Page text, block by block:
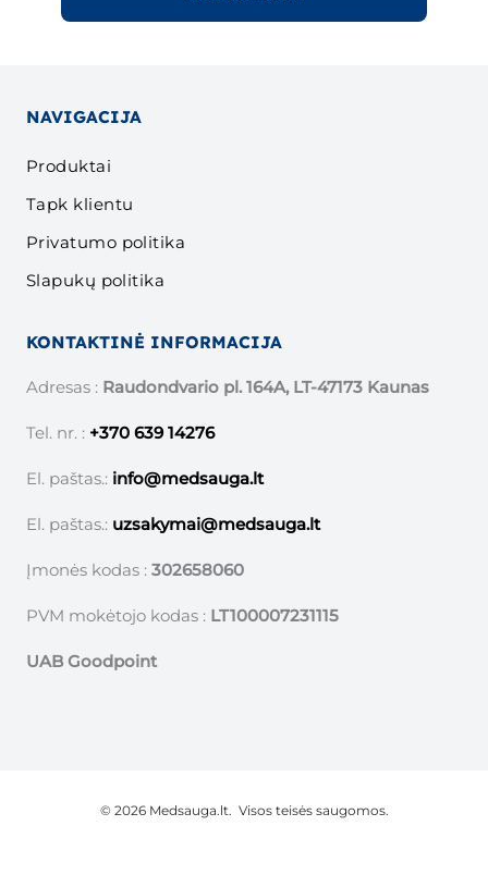
NAVIGACIJA
Produktai
Tapk klientu
Privatumo politika
Slapukų politika
KONTAKTINĖ INFORMACIJA
Adresas : Raudondvario pl. 164A, LT-47173 Kaunas
Tel. nr. : +370 639 14276
El. paštas.: info@medsauga.lt
El. paštas.: uzsakymai@medsauga.lt
Įmonės kodas : 302658060
PVM mokėtojo kodas : LT100007231115
UAB Goodpoint
© 2026 Medsauga.lt. Visos teisės saugomos.